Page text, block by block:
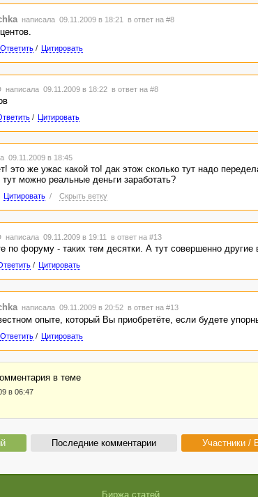
написала 09.11.2009 в 18:21 в ответ на #8
Ответить/ Цитировать
написала 09.11.2009 в 18:22 в ответ на #8
/ Цитировать
09.11.2009 в 18:45
это же ужас какой то! дак этож сколько тут надо
можно реальные деньги заработать?
Цитировать / Скрыть ветку
написала 09.11.2009 в 19:11 в ответ на #13
по форуму - таких тем десятки. А тут совершенно
/ Цитировать
написала 09.11.2009 в 20:52 в ответ на #13
опыте, который Вы приобретёте, если будете
Ответить/ Цитировать
в темe
в 06:47
Последние комментарии Участники /
Биржа статей